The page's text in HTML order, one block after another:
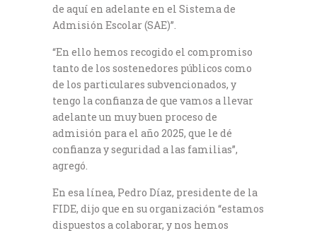
de aquí en adelante en el Sistema de
Admisión Escolar (SAE)”.
“En ello hemos recogido el compromiso
tanto de los sostenedores públicos como
de los particulares subvencionados, y
tengo la confianza de que vamos a llevar
adelante un muy buen proceso de
admisión para el año 2025, que le dé
confianza y seguridad a las familias”,
agregó.
En esa línea, Pedro Díaz, presidente de la
FIDE, dijo que en su organización “estamos
dispuestos a colaborar, y nos hemos